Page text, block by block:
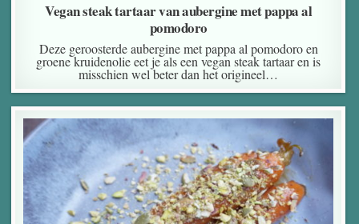
Vegan steak tartaar van aubergine met pappa al
pomodoro
Deze geroosterde aubergine met pappa al pomodoro en
groene kruidenolie eet je als een vegan steak tartaar en is
misschien wel beter dan het origineel…